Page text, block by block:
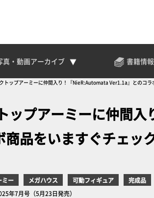
真・動画アーカイブ 書籍情報
トップアーミーに仲間入り！『NieR:Automata Ver1.1a』とのコラ
ップアーミーに仲間
品をいますぐチェッ
ミー メガハウス 可動フィギュア
完成品
年7月号（5月23日発売）